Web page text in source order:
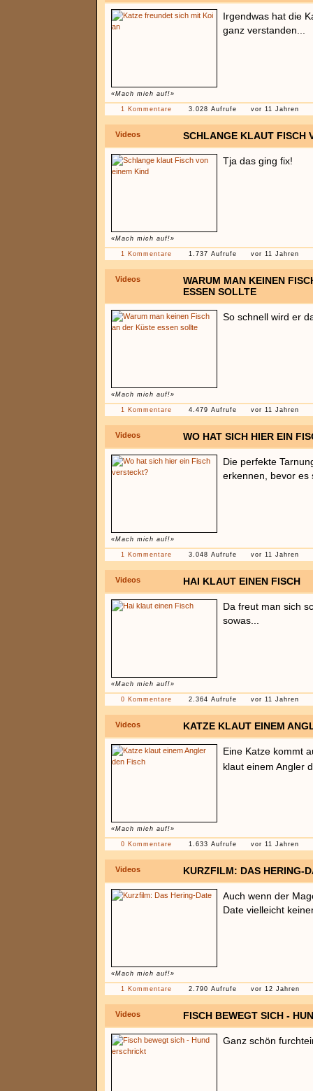
«Mach mich auf!»
Irgendwas hat die
ganz verstanden...
1 Kommentare 3.028 Aufrufe vor 11 Jahren
Videos SCHLANGE KLAUT FISCH
«Mach mich auf!»
Tja das ging fix!
1 Kommentare 1.737 Aufrufe vor 11 Jahren
Videos
WARUM MAN KEINEN
ESSEN SOLLTE
«Mach mich auf!»
So schnell wird er
1 Kommentare 4.479 Aufrufe vor 11 Jahren
Videos WO HAT SICH HIER EIN
«Mach mich auf!»
Die perfekte
erkennen, bevor es
1 Kommentare 3.048 Aufrufe vor 11 Jahren
Videos HAI KLAUT EINEN FISCH
«Mach mich auf!»
Da freut man sich
sowas...
0 Kommentare 2.364 Aufrufe vor 11 Jahren
Videos KATZE KLAUT EINEM
«Mach mich auf!»
Eine Katze kommt
klaut einem Angler
0 Kommentare 1.633 Aufrufe vor 11 Jahren
Videos KURZFILM: DAS HERING-
«Mach mich auf!»
Auch wenn der
Date vielleicht
1 Kommentare 2.790 Aufrufe vor 12 Jahren
Videos FISCH BEWEGT SICH -
Ganz schön